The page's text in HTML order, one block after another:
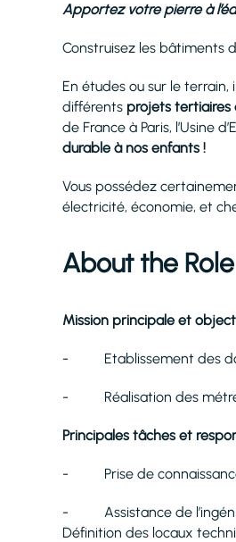
Apportez votre pierre à
Construisez les bâtiments
En études ou sur le
différents projets tertiaires
de France à Paris, l’Usine
durable à nos enfants !
Vous possédez
électricité, économie, et
About the Role
Mission principale et
- Etablissement des
- Réalisation des
Principales tâches et
- Prise de connaissance
- Assistance de
Définition des locaux